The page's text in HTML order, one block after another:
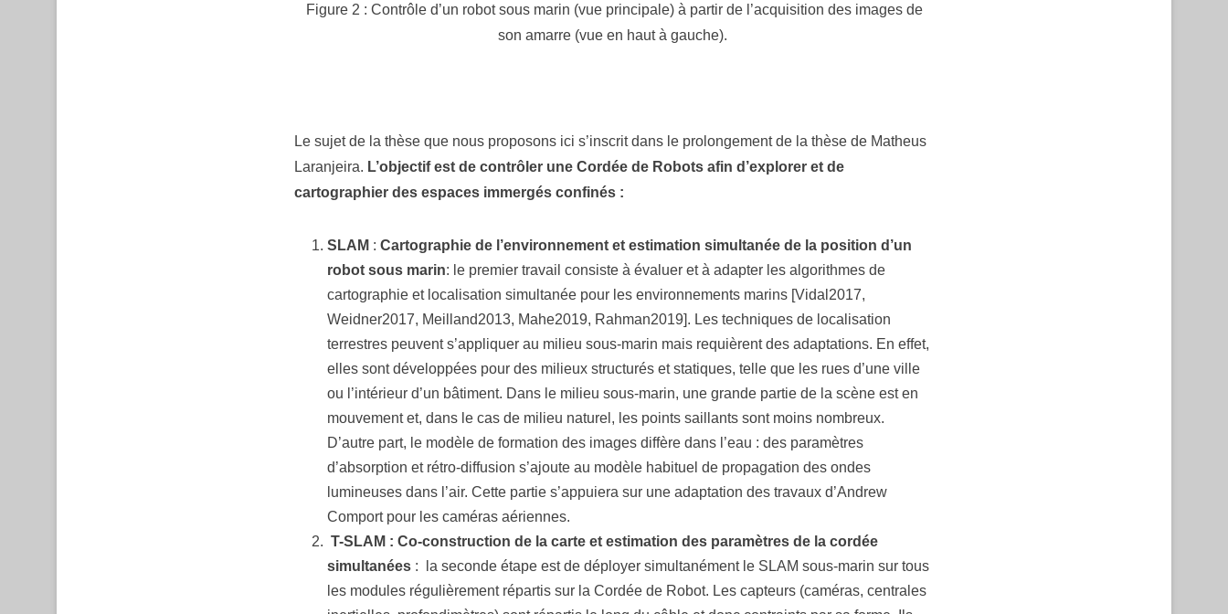
Figure 2 : Contrôle d’un robot sous marin (vue principale) à partir de l’acquisition des images de
son amarre (vue en haut à gauche).
Le sujet de la thèse que nous proposons ici s’inscrit dans le prolongement de la thèse de Matheus
Laranjeira. L’objectif est de contrôler une Cordée de Robots afin d’explorer et de
cartographier des espaces immergés confinés :
SLAM : Cartographie de l’environnement et estimation simultanée de la position d’un
robot sous marin: le premier travail consiste à évaluer et à adapter les algorithmes de
cartographie et localisation simultanée pour les environnements marins [Vidal2017,
Weidner2017, Meilland2013, Mahe2019, Rahman2019]. Les techniques de localisation
terrestres peuvent s’appliquer au milieu sous-marin mais requièrent des adaptations. En effet,
elles sont développées pour des milieux structurés et statiques, telle que les rues d’une ville
ou l’intérieur d’un bâtiment. Dans le milieu sous-marin, une grande partie de la scène est en
mouvement et, dans le cas de milieu naturel, les points saillants sont moins nombreux.
D’autre part, le modèle de formation des images diffère dans l’eau : des paramètres
d’absorption et rétro-diffusion s’ajoute au modèle habituel de propagation des ondes
lumineuses dans l’air. Cette partie s’appuiera sur une adaptation des travaux d’Andrew
Comport pour les caméras aériennes.
T-SLAM : Co-construction de la carte et estimation des paramètres de la cordée
simultanées : la seconde étape est de déployer simultanément le SLAM sous-marin sur tous
les modules régulièrement répartis sur la Cordée de Robot. Les capteurs (caméras, centrales